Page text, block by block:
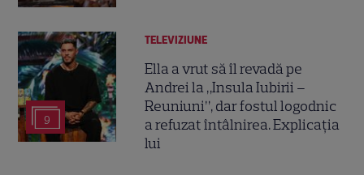
9
TELEVIZIUNE
Ella a vrut să îl revadă pe
Andrei la „Insula Iubirii –
Reuniuni”, dar fostul logodnic
a refuzat întâlnirea. Explicația
lui